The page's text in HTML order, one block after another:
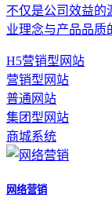
不仅是公司效益的
业理念与产品品质
H5营销型网站
营销型网站
普通网站
集团型网站
商城系统
网络营销